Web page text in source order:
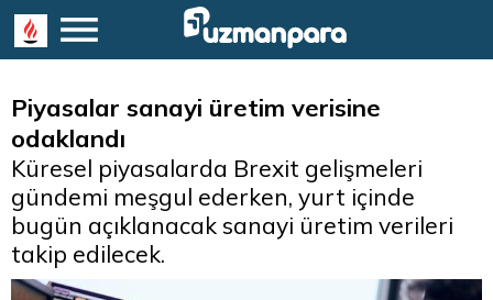
Piyasalar sanayi üretim verisine
odaklandı
Küresel piyasalarda Brexit gelişmeleri
gündemi meşgul ederken, yurt içinde
bugün açıklanacak sanayi üretim verileri
takip edilecek.